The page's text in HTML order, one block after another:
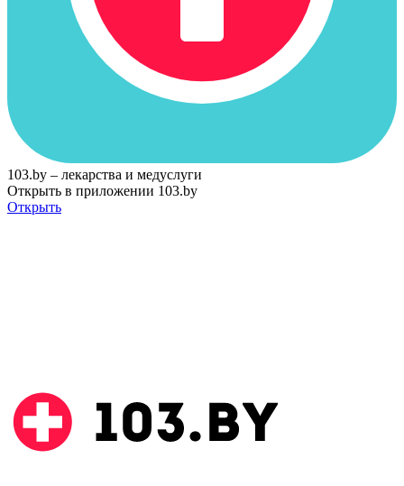
103.by – лекарства и медуслуги
Открыть в приложении 103.by
Открыть